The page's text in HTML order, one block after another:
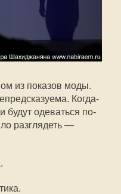
из показов моды.
Когда-
будут одеваться по-
разглядеть —